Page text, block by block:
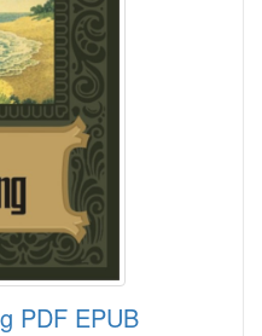
PDF EPUB